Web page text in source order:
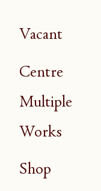
Vacant
Centre
Multiple
Works
Shop